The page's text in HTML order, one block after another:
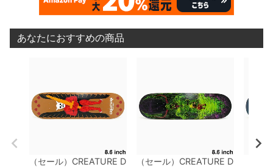
あなたにおすすめの商品
（セール） CREATURE D
（セール） CREATURE D